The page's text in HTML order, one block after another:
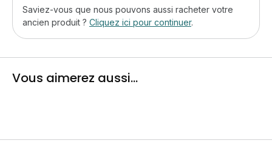
Saviez-vous que nous pouvons aussi racheter votre
ancien produit ? Cliquez ici pour continuer.
Vous aimerez aussi...